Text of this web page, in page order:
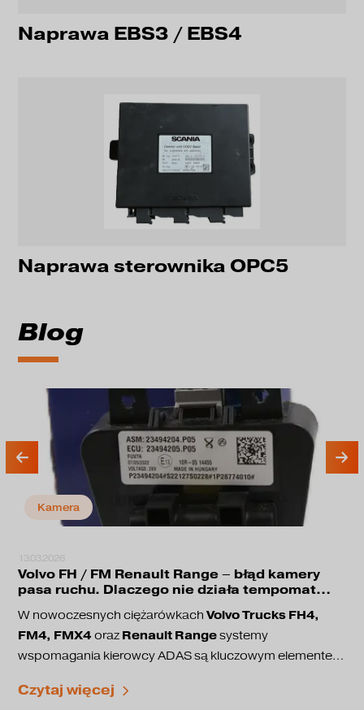
Naprawa EBS3 / EBS4
Naprawa sterownika OPC5
Blog
Kamera
13.03.2026
Volvo FH / FM Renault Range – błąd kamery
pasa ruchu. Dlaczego nie działa tempomat
W nowoczesnych ciężarówkachVolvo Trucks FH4,
FM4, FMX4 oraz Renault Rangesystemy
wspomagania kierowcy ADAS są kluczowym elementem
za:
adaptacyjny tempomat
Czytaj więcej